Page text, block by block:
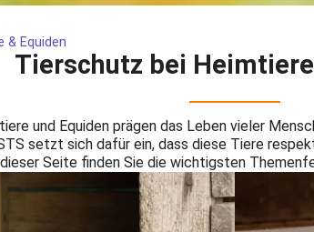
& Equiden
Tierschutz bei
und Equiden prägen das Leben vieler
setzt sich dafür ein, dass diese Tiere
Seite finden Sie die wichtigsten